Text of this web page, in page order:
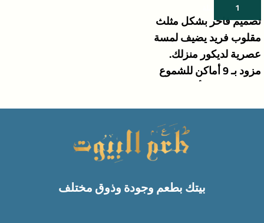
إضافة إلى السلة
تصميم فاخر بشكل مثلث
مقلوب فريد يضيف لمسة
عصرية لديكور منزلك.
مزود بـ 9 أماكن للشموع
لإضاءة دافئة وأجواء راقية.
مصنوع من كريستال عالي
الجودة مع تفاصيل فقاعات
داخلية تضفي بريقًا ساحرًا.
قاعدة متينة وأنيقة لضمان
مثالي لتزيين طاولات السفرة،
بيتك بطعم وجودة وذوق مختلف